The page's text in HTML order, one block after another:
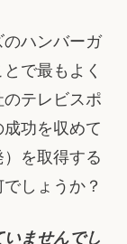
ハンバーガ
で最もよく
テレビスポ
功を収めて
を取得する
しょうか？
ませんでし